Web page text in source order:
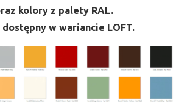
kolory z palety RAL.
w wariancie LOFT.